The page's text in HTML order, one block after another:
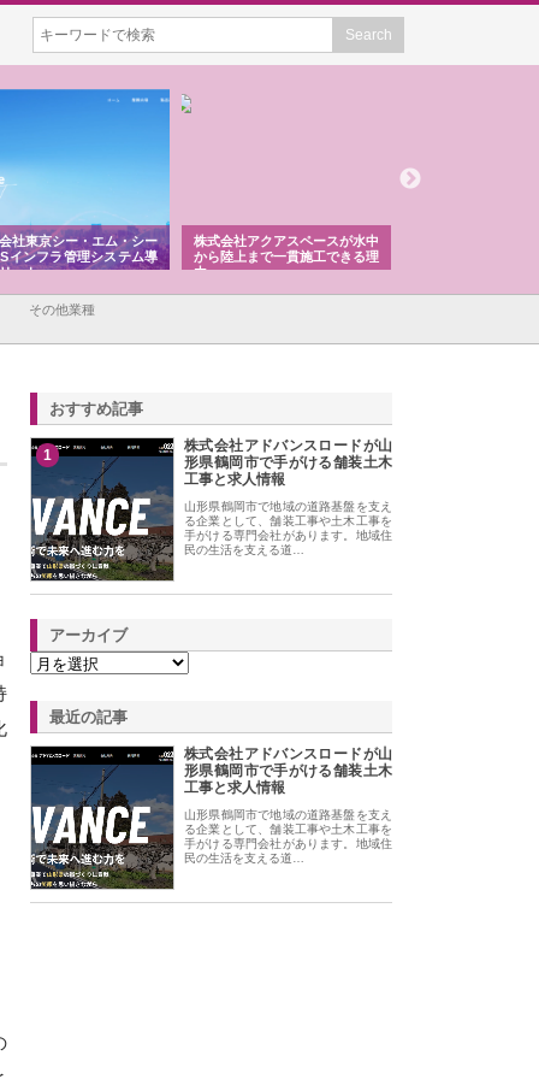
社東京シー・エム・シー
インフラ管理システム導
ット
株式会社アクアスペースが水中
から陸上まで一貫施工できる理
由
その他業種
おすすめ記事
1
株式会社アドバンスロードが山
形県鶴岡市で手がける舗装土木
工事と求人情報
山形県鶴岡市で地域の道路基盤を支え
る企業として、舗装工事や土木工事を
手がける専門会社があります。地域住
民の生活を支える道…
アーカイブ
最近の記事
株式会社アドバンスロードが山
形県鶴岡市で手がける舗装土木
工事と求人情報
山形県鶴岡市で地域の道路基盤を支え
る企業として、舗装工事や土木工事を
手がける専門会社があります。地域住
民の生活を支える道…